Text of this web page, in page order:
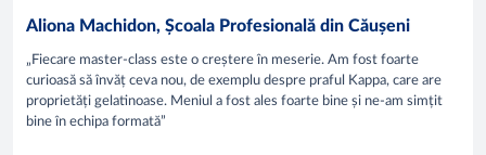
Aliona Machidon, Școala Profesională din Căușeni
„Fiecare master-class este o creștere în meserie. Am fost foarte
curioasă să învăț ceva nou, de exemplu despre praful Kappa, care are
proprietăți gelatinoase. Meniul a fost ales foarte bine și ne-am simțit
bine în echipa formată”